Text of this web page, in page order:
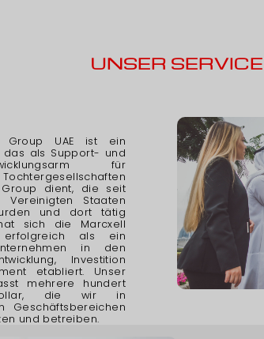
UNSER SERVICE
Group UAE ist ein
das als Support- und
für
dient, die seit
Staaten
und dort tätig
sich die Marcxell
erfolgreich als ein
in den
Investition
etabliert. Unser
mehrere hundert
die wir in
Geschäftsbereichen
und betreiben.